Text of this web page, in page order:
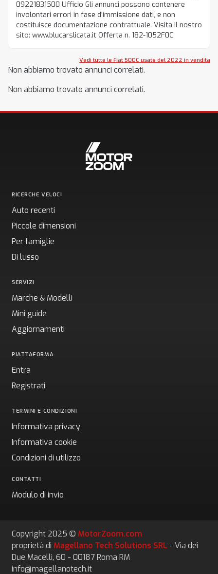
09221831500 Ufficio Gli annunci possono contenere
involontari errori in fase d'immissione dati, e non
costituisce documentazione contrattuale. Visita il nostro
sito: www.blucarslicata.it Offerta n. 182-1052F0C
Vedi tutte le Fiat 500C usate del 2022 in vendita
Non abbiamo trovato annunci correlati.
Non abbiamo trovato annunci correlati.
RICERCHE VELOCI
Auto recenti
Piccole dimensioni
Per famiglie
Di lusso
SERVIZI
Marche & Modelli
Mini guide
Aggiornamenti
PIATTAFORMA
Entra
Registrati
TERMINI E CONDIZIONI
Informativa privacy
Informativa cookie
Condizioni di utilizzo
CONTATTI
Modulo di invio
Copyright 2025 © MotorZoom.com
proprietà di Magellano Tech Solutions SRL - Via dei
Due Macelli, 60 - 00187 Roma RM
info@magellanotech.it